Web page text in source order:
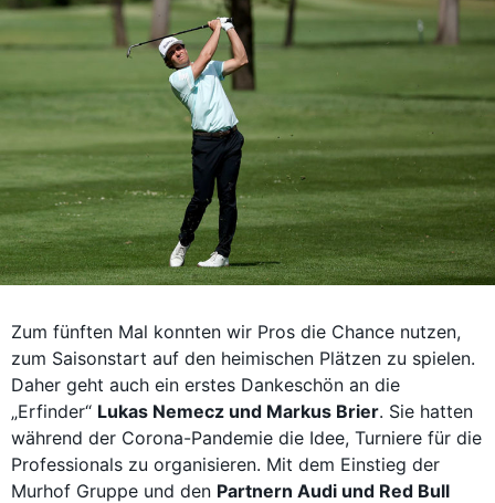
Zum fünften Mal konnten wir Pros die Chance nutzen,
zum Saisonstart auf den heimischen Plätzen zu spielen.
Daher geht auch ein erstes Dankeschön an die
„Erfinder“ Lukas Nemecz und Markus Brier. Sie hatten
während der Corona-Pandemie die Idee, Turniere für die
Professionals zu organisieren. Mit dem Einstieg der
Murhof Gruppe und den Partnern Audi und Red Bull